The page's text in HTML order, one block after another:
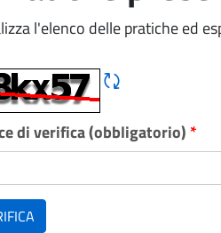
l'elenco delle pratiche ed
Rigene
di verifica (obbligatorio) *